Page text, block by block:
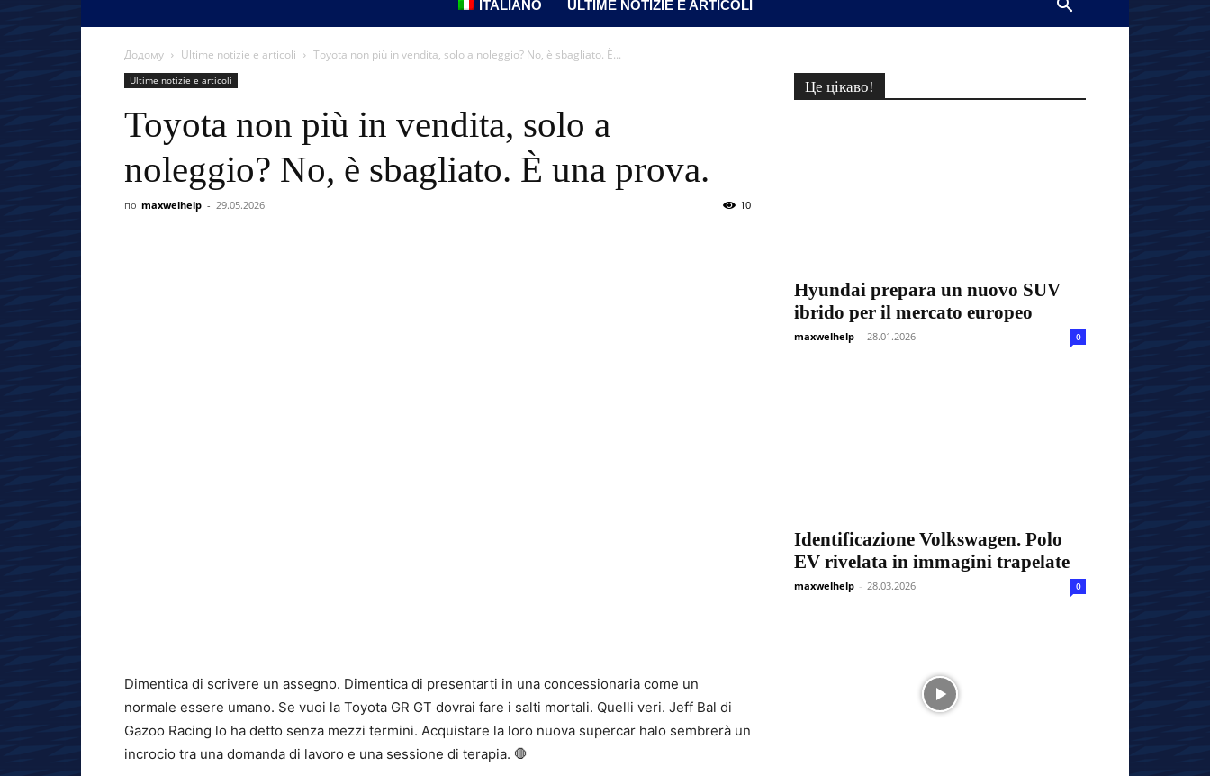
ITALIANO ULTIME NOTIZIE E ARTICOLI
Додому Ultime notizie e articoli Toyota non più in vendita, solo a noleggio? No, è sbagliato. È...
Ultime notizie e articoli
Toyota non più in vendita, solo a
noleggio? No, è sbagliato. È una prova.
по maxwelhelp - 29.05.2026 10
Dimentica di scrivere un assegno. Dimentica di presentarti in una concessionaria come un
normale essere umano. Se vuoi la Toyota GR GT dovrai fare i salti mortali. Quelli veri. Jeff Bal di
Gazoo Racing lo ha detto senza mezzi termini. Acquistare la loro nuova supercar halo sembrerà un
incrocio tra una domanda di lavoro e una sessione di terapia. 🛑
Це цікаво!
Hyundai prepara un nuovo SUV
ibrido per il mercato europeo
maxwelhelp - 28.01.2026 0
Identificazione Volkswagen. Polo
EV rivelata in immagini trapelate
maxwelhelp - 28.03.2026 0